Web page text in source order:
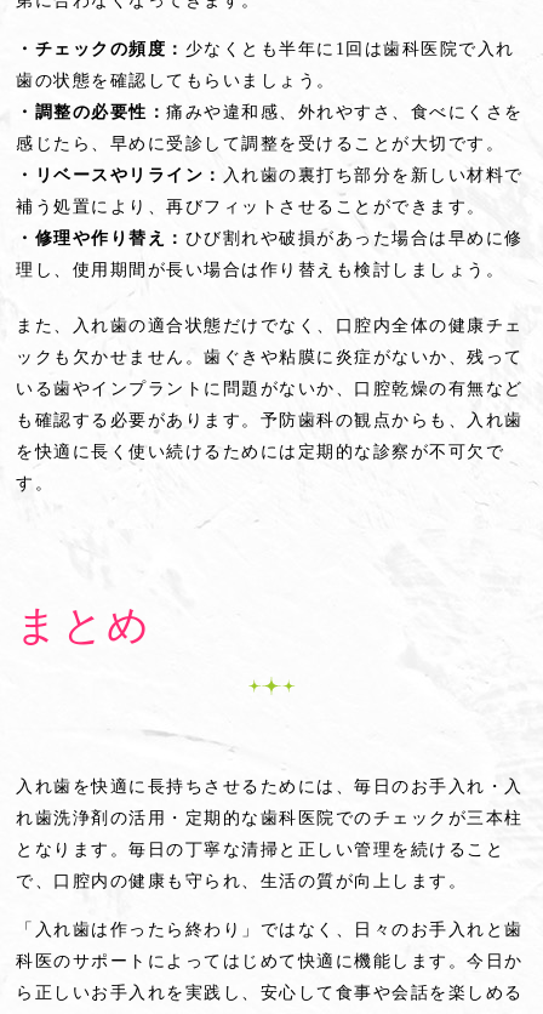
・チェックの頻度： 少なくとも半年に1回は歯科医院で入れ
歯の状態を確認してもらいましょう。
・調整の必要性：痛みや違和感、外れやすさ、食べにくさを
感じたら、早めに受診して調整を受けることが大切です。
・リベースやリライン： 入れ歯の裏打ち部分を新しい材料で
補う処置により、再びフィットさせることができます。
・修理や作り替え： ひび割れや破損があった場合は早めに修
理し、使用期間が長い場合は作り替えも検討しましょう。
また、入れ歯の適合状態だけでなく、口腔内全体の健康チェ
ックも欠かせません。歯ぐきや粘膜に炎症がないか、残って
いる歯やインプラントに問題がないか、口腔乾燥の有無など
も確認する必要があります。予防歯科の観点からも、入れ歯
を快適に長く使い続けるためには定期的な診察が不可欠で
す。
まとめ
入れ歯を快適に長持ちさせるためには、毎日のお手入れ・入
れ歯洗浄剤の活用・定期的な歯科医院でのチェックが三本柱
となります。毎日の丁寧な清掃と正しい管理を続けること
で、口腔内の健康も守られ、生活の質が向上します。
「入れ歯は作ったら終わり」ではなく、日々のお手入れと歯
科医のサポートによってはじめて快適に機能します。今日か
ら正しいお手入れを実践し、安心して食事や会話を楽しめる